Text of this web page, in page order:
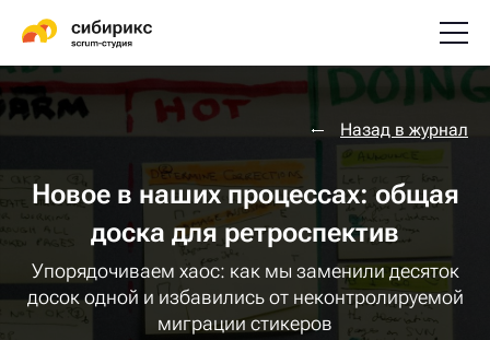
Назад в журнал
Новое в наших процессах: общая
доска для ретроспектив
Упорядочиваем хаос: как мы заменили десяток
досок одной и избавились от неконтролируемой
миграции стикеров